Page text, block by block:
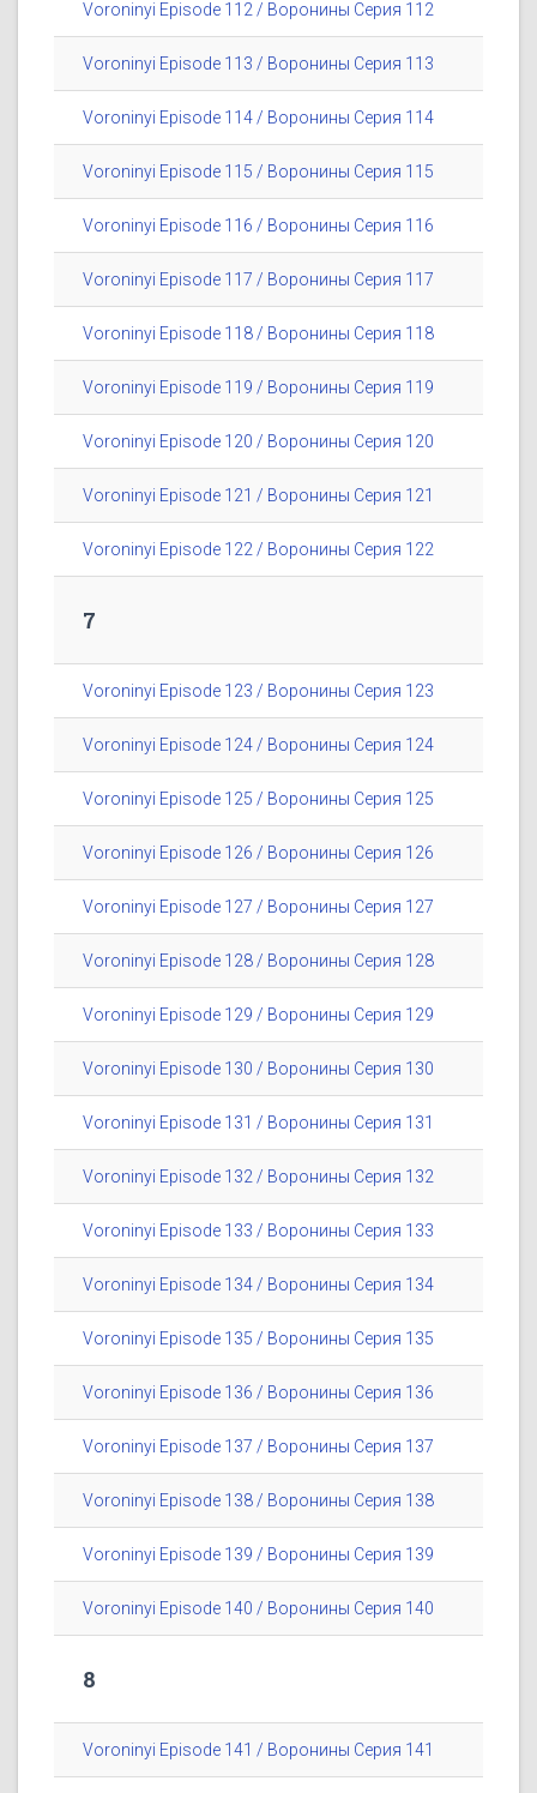
Voroninyi Episode 112 / Воронины Серия 112
Voroninyi Episode 113 / Воронины Серия 113
Voroninyi Episode 114 / Воронины Серия 114
Voroninyi Episode 115 / Воронины Серия 115
Voroninyi Episode 116 / Воронины Серия 116
Voroninyi Episode 117 / Воронины Серия 117
Voroninyi Episode 118 / Воронины Серия 118
Voroninyi Episode 119 / Воронины Серия 119
Voroninyi Episode 120 / Воронины Серия 120
Voroninyi Episode 121 / Воронины Серия 121
Voroninyi Episode 122 / Воронины Серия 122
7
Voroninyi Episode 123 / Воронины Серия 123
Voroninyi Episode 124 / Воронины Серия 124
Voroninyi Episode 125 / Воронины Серия 125
Voroninyi Episode 126 / Воронины Серия 126
Voroninyi Episode 127 / Воронины Серия 127
Voroninyi Episode 128 / Воронины Серия 128
Voroninyi Episode 129 / Воронины Серия 129
Voroninyi Episode 130 / Воронины Серия 130
Voroninyi Episode 131 / Воронины Серия 131
Voroninyi Episode 132 / Воронины Серия 132
Voroninyi Episode 133 / Воронины Серия 133
Voroninyi Episode 134 / Воронины Серия 134
Voroninyi Episode 135 / Воронины Серия 135
Voroninyi Episode 136 / Воронины Серия 136
Voroninyi Episode 137 / Воронины Серия 137
Voroninyi Episode 138 / Воронины Серия 138
Voroninyi Episode 139 / Воронины Серия 139
Voroninyi Episode 140 / Воронины Серия 140
8
Voroninyi Episode 141 / Воронины Серия 141